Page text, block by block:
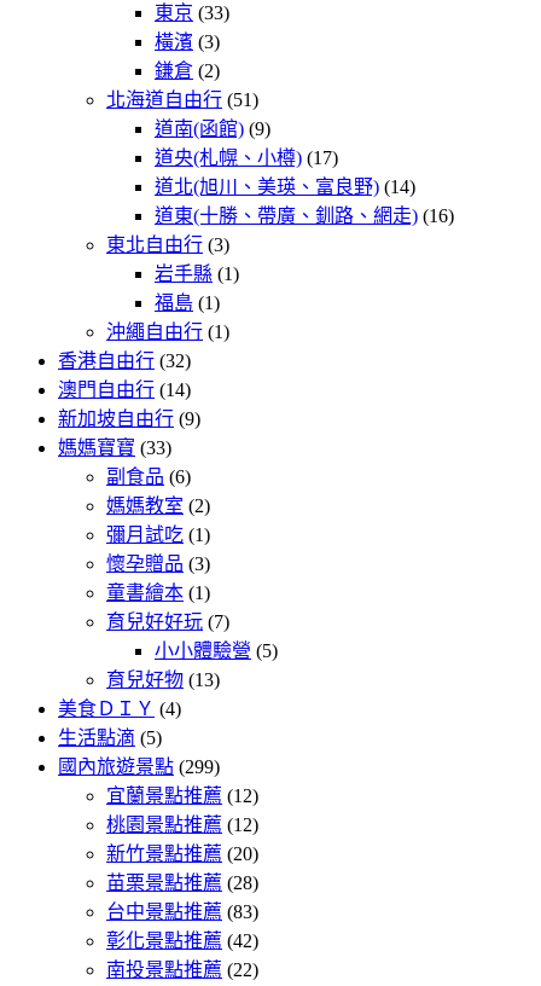
東京 (33)
橫濱 (3)
鎌倉 (2)
北海道自由行 (51)
道南(函館) (9)
道央(札幌、小樽) (17)
道北(旭川、美瑛、富良野) (14)
道東(十勝、帶廣、釧路、網走) (16)
東北自由行 (3)
岩手縣 (1)
福島 (1)
沖繩自由行 (1)
香港自由行 (32)
澳門自由行 (14)
新加坡自由行 (9)
媽媽寶寶 (33)
副食品 (6)
媽媽教室 (2)
彌月試吃 (1)
懷孕贈品 (3)
童書繪本 (1)
育兒好好玩 (7)
小小體驗營 (5)
育兒好物 (13)
美食ＤＩＹ (4)
生活點滴 (5)
國內旅遊景點 (299)
宜蘭景點推薦 (12)
桃園景點推薦 (12)
新竹景點推薦 (20)
苗栗景點推薦 (28)
台中景點推薦 (83)
彰化景點推薦 (42)
南投景點推薦 (22)